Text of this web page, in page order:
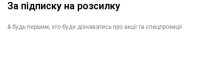
За підписку на розсилку
& будь першим, хто буде дізнаватись про акції та спецпрозиції